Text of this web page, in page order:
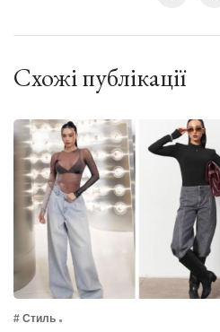
Схожі публікації
# Стиль